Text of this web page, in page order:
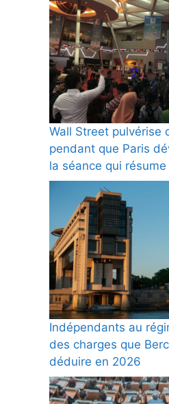
Wall Street pulvérise
pendant que Paris
la séance qui
Indépendants au
des charges que
déduire en 2026